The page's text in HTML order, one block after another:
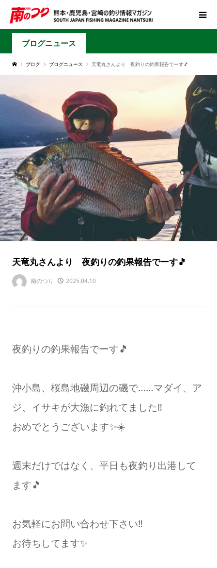
ブログニュース
ブログ ブログニュース 天竜丸さんより 夜釣りの釣果報告でーす🎵
天竜丸さんより 夜釣りの釣果報告でーす🎵
南のつり 2025.04.10
夜釣りの釣果報告でーす🎵
沖小島、桜島地磯周辺の磯で……マダイ、ア
ジ、イサキが大漁に釣れてました‼️
おめでとうございます✨☀️
週末だけではなく、平日も夜釣り出港して
ます🎵
お気軽にお問い合わせ下さい‼️
お待ちしてます✨